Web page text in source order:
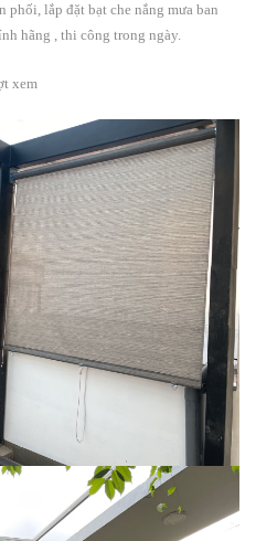
phối, lắp đặt bạt che nắng mưa ban
hãng , thi công trong ngày.
xem